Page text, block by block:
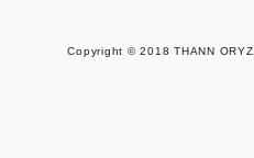
Copyright © 2018 THANN